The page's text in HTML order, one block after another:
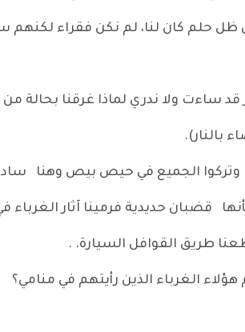
ظل حلم كان لنا، لم نكن فقراء لكنهم
قد ساءت ولا ندري لماذا غرقنا بحالة
بالنار).
وتركوا الجميع في حيص بيص وهنا
حديدية فرمينا آثار الغرباء
طريق القوافل السيارة. .
الغرباء الذين رأيتهم في منامي؟